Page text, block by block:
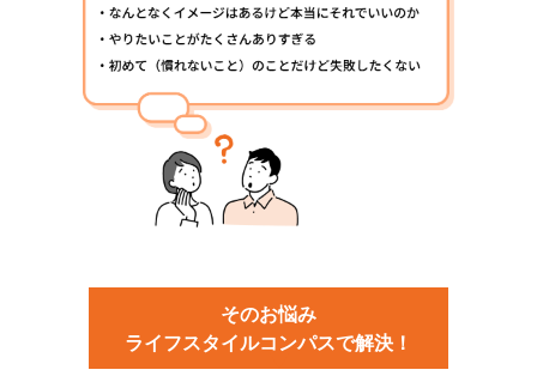
そのお悩み
ライフスタイルコンパスで解決！